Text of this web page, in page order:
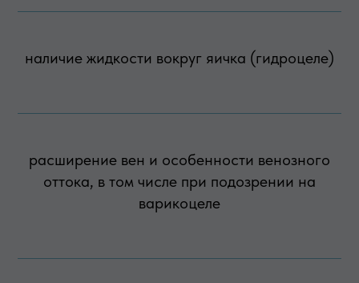
наличие жидкости вокруг яичка (гидроцеле)
расширение вен и особенности венозного
оттока, в том числе при подозрении на
варикоцеле